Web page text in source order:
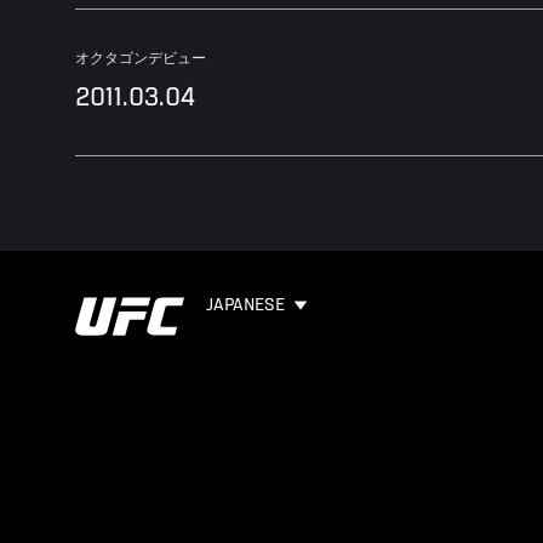
オクタゴンデビュー
2011.03.04
JAPANESE